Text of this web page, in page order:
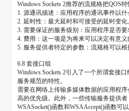
Windows Sockets 2推荐的流规格把QOS
1. 源通讯描述：应用程序的通讯事件以什
2. 延时性：最大延时和可接受的延时变化
3. 需要保证的服务级别：应用程序是否要
4. 费用：这一项是为将来可以决定有意义
5. 服务提供者特定的参数：流规格可以根
6.8 套接口组
Windows Sockets 2引入了一个所谓套接
服务规范的特性。
需要在网络上传输多媒体数据的应用程
高的优先级。此外，一些传输服务提供
WSASocket()函数和WSAAccept()函数可